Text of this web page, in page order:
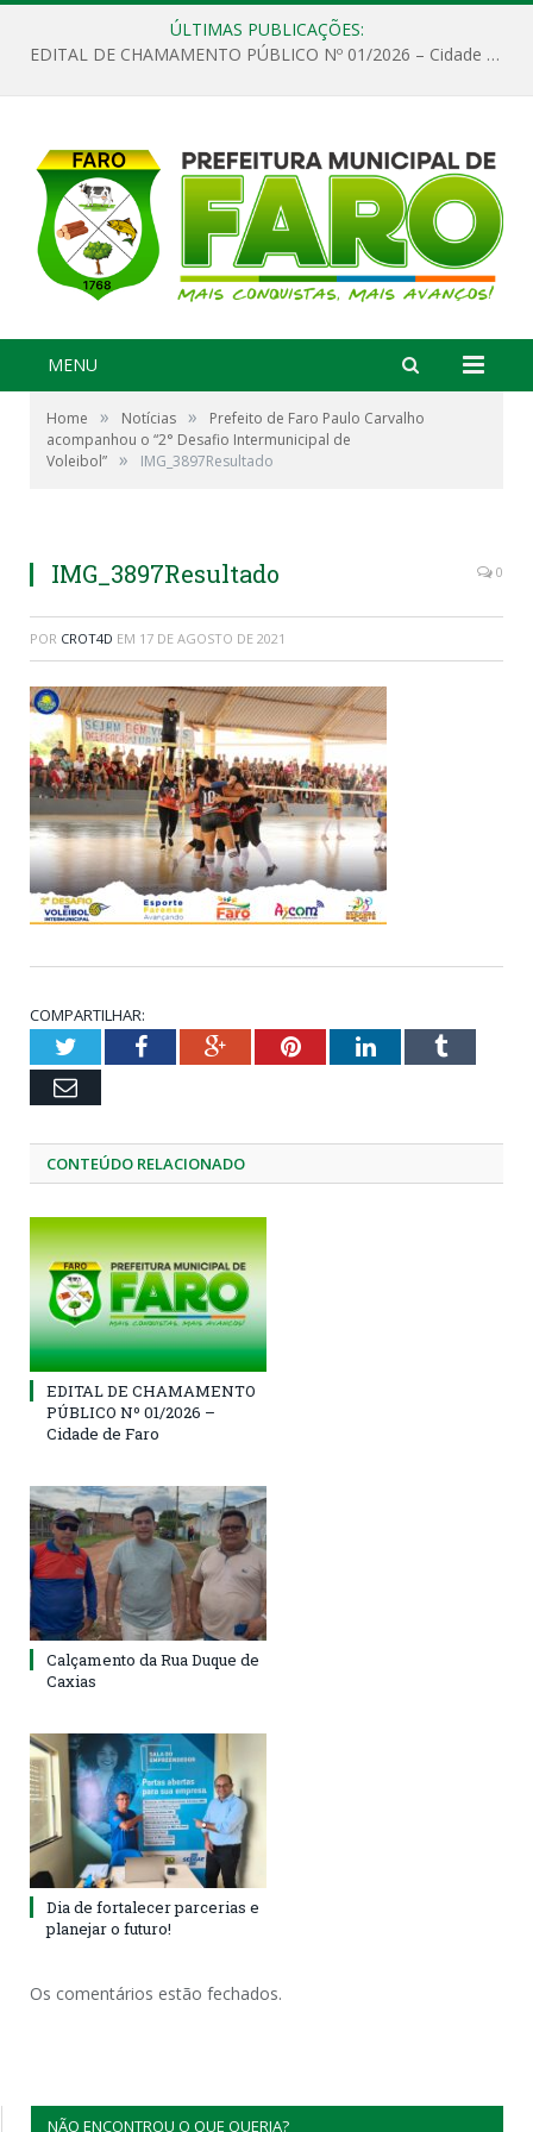
ÚLTIMAS PUBLICAÇÕES:
EDITAL DE CHAMAMENTO PÚBLICO Nº 01/2026 – Cidade de Faro
MENU
Home » Notícias »
Prefeito de Faro Paulo Carvalho
acompanhou o “2° Desafio Intermunicipal de
Voleibol” » IMG_3897Resultado
IMG_3897Resultado 0
POR CROT4D EM 17 DE AGOSTO DE 2021
COMPARTILHAR:
TwitterFacebookGoogle+PinterestLinkedInTumblr
Email
CONTEÚDO RELACIONADO
EDITAL DE CHAMAMENTO
PÚBLICO Nº 01/2026 –
Cidade de Faro
Calçamento da Rua Duque de
Caxias
Dia de fortalecer parcerias e
planejar o futuro!
Os comentários estão fechados.
NÃO ENCONTROU O QUE QUERIA?